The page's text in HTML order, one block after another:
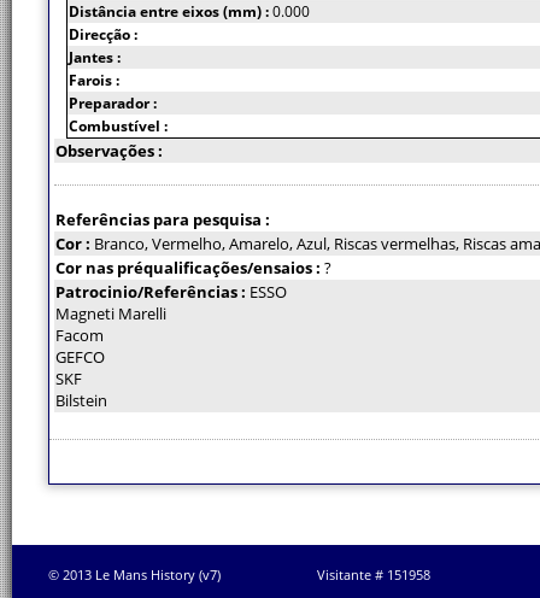
Distância entre eixos (mm) :0.000
Direcção :
Jantes :
Farois :
Preparador :
Combustível :
Observações :
Referências para pesquisa :
Cor : Branco, Vermelho, Amarelo, Azul, Riscas vermelhas, Riscas
Cor nas préqualificações/ensaios : ?
Patrocinio/Referências : ESSO
Magneti Marelli
Facom
GEFCO
SKF
Bilstein
© 2013 Le Mans History (v7) Visitante # 151958